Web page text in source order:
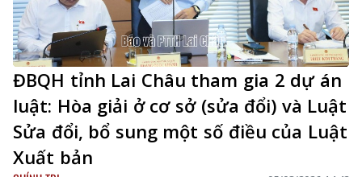
ĐBQH tỉnh Lai Châu tham gia 2 dự án
luật: Hòa giải ở cơ sở (sửa đổi) và Luật
Sửa đổi, bổ sung một số điều của Luật
Xuất bản